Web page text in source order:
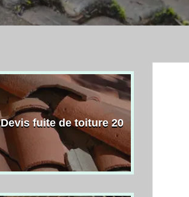
Devis fuite de toiture 20